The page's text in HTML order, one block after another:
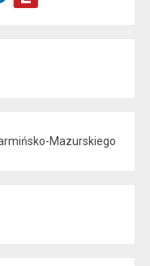
Mazurskiego